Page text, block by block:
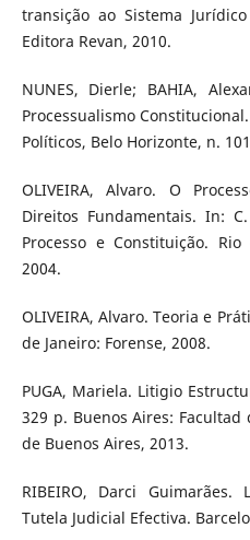
transição ao Sistema
Editora Revan, 2010.
NUNES, Dierle; BAHIA,
Processualismo
Políticos, Belo Horizonte, n.
OLIVEIRA, Alvaro. O
Direitos Fundamentais. In:
Processo e Constituição.
2004.
OLIVEIRA, Alvaro. Teoria e
de Janeiro: Forense, 2008.
PUGA, Mariela. Litigio
329 p. Buenos Aires:
de Buenos Aires, 2013.
RIBEIRO, Darci
Tutela Judicial Efectiva.